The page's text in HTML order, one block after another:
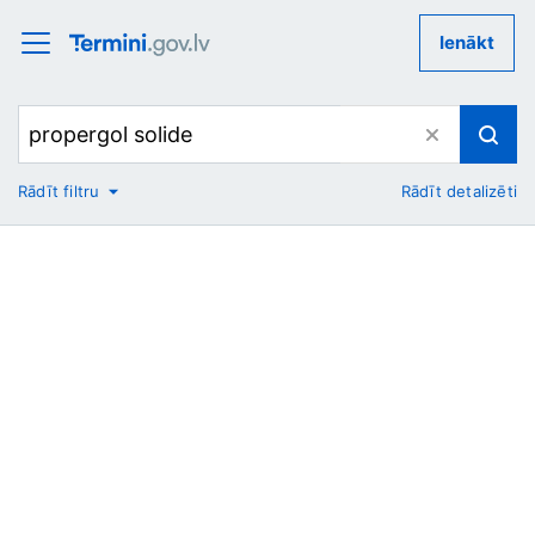
Ienākt
No
Rādīt filtru Rādīt detalizēti